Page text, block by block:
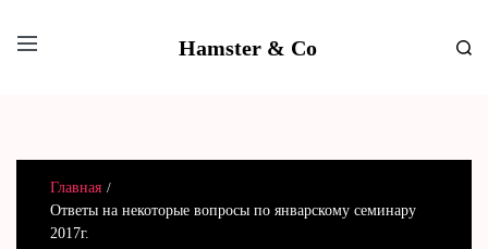
Hamster & Co
Главная
Ответы на некоторые вопросы по январскому семинару
2017г.